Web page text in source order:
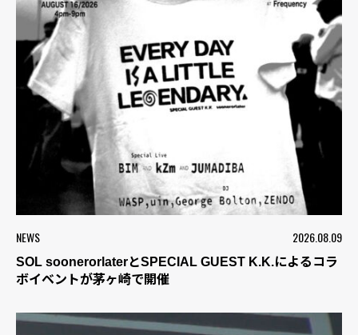
NEWS 2026.08.09
SOL soonerorlaterとSPECIAL GUEST K.K.によるコラ
ボイベントが茅ヶ崎で開催